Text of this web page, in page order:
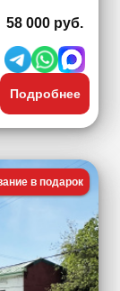
58 000 руб.
Подробнее
в подарок